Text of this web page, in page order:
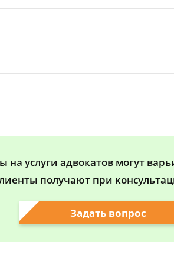
услуги адвокатов могут
получают при
Задать вопрос